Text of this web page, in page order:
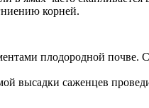
корней.
плодородной почве.
высадки саженцев